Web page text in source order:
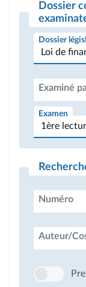
Dossier
Dossier
Examiné
Examen
Numéro
Auteur/